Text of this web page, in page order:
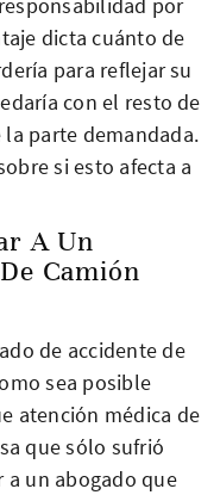
dicta cuánto de
para reflejar su
con el resto de
parte demandada.
si esto afecta a
A Un
Camión
de accidente de
sea posible
atención médica de
que sólo sufrió
a un abogado que